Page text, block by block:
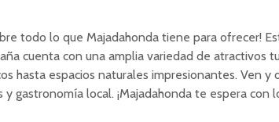
todo lo que Majadahonda tiene para ofrecer!
cuenta con una amplia variedad de atractivos
hasta espacios naturales impresionantes. Ven y
y gastronomía local. ¡Majadahonda te espera con